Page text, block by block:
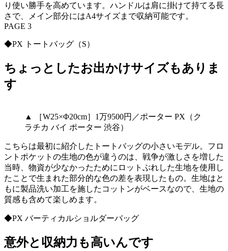
り使い勝手を高めています。ハンドルは肩に掛けて持てる長
さで、メイン部分にはA4サイズまで収納可能です。
PAGE 3
◆PX トートバッグ（S）
ちょっとしたお出かけサイズもありま
す
▲ ［W25×Φ20cm］1万9500円／ポーター PX（ク
ラチカ バイ ポーター 渋谷）
こちらは最初に紹介したトートバッグの小さいモデル。フロ
ントポケットの生地の色が違うのは、戦争が激しさを増した
当時、物資が少なかったためにロットぶれした生地を使用し
たことで生まれた部分的な色の差を表現したもの。生地はと
もに製品洗い加工を施したコットンがベースなので、生地の
質感も含めて楽しめます。
◆PX バーティカルショルダーバッグ
意外と収納力も高いんです